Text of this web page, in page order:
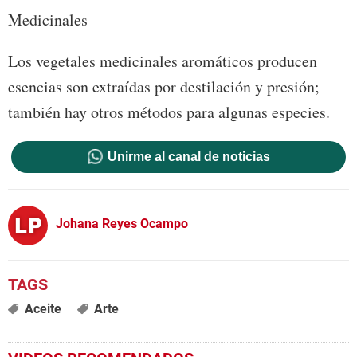
Medicinales
Los vegetales medicinales aromáticos producen
esencias son extraídas por destilación y presión;
también hay otros métodos para algunas especies.
Unirme al canal de noticias
Johana Reyes Ocampo
Aceite Arte